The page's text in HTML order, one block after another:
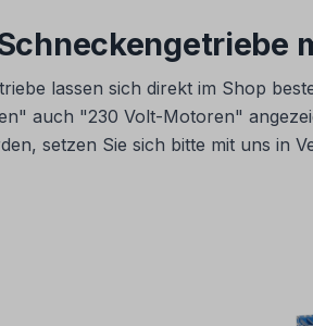
lassen sich direkt im Shop
auch "230 Volt-Motoren"
setzen Sie sich bitte mit uns in